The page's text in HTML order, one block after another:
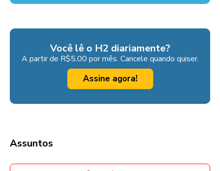
Você lê o H2 diariamente?
A partir de R$5,00 por mês. Cancele quando quiser.
Assine agora!
Assuntos